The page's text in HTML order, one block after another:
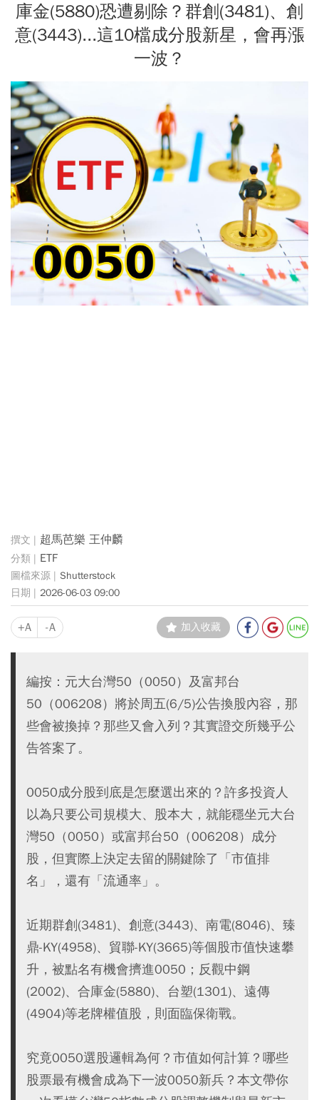
庫金(5880)恐遭剔除？群創(3481)、創
意(3443)...這10檔成分股新星，會再漲
一波？
超馬芭樂 王仲麟
ETF
Shutterstock
2026-06-03 09:00
+A -A 加入收藏
編按：元大台灣50（0050）及富邦台
50（006208）將於周五(6/5)公告換股內容，那
些會被換掉？那些又會入列？其實證交所幾乎公
告答案了。
0050成分股到底是怎麼選出來的？許多投資人
以為只要公司規模大、股本大，就能穩坐元大台
灣50（0050）或富邦台50（006208）成分
股，但實際上決定去留的關鍵除了「市值排
名」，還有「流通率」。
近期群創(3481)、創意(3443)、南電(8046)、臻
鼎-KY(4958)、貿聯-KY(3665)等個股市值快速攀
升，被點名有機會擠進0050；反觀中鋼
(2002)、合庫金(5880)、台塑(1301)、遠傳
(4904)等老牌權值股，則面臨保衛戰。
究竟0050選股邏輯為何？市值如何計算？哪些
股票最有機會成為下一波0050新兵？本文帶你